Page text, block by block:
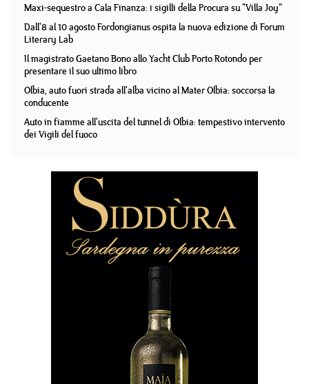
Maxi-sequestro a Cala Finanza: i sigilli della Procura su "Villa Joy"
Dall'8 al 10 agosto Fordongianus ospita la nuova edizione di Forum
Literary Lab
Il magistrato Gaetano Bono allo Yacht Club Porto Rotondo per
presentare il suo ultimo libro
Olbia, auto fuori strada all'alba vicino al Mater Olbia: soccorsa la
conducente
Auto in fiamme all'uscita del tunnel di Olbia: tempestivo intervento
dei Vigili del fuoco